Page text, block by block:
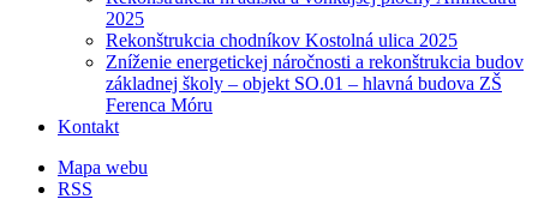
2025
Rekonštrukcia chodníkov Kostolná ulica 2025
Zníženie energetickej náročnosti a rekonštrukcia budov
základnej školy – objekt SO.01 – hlavná budova ZŠ
Ferenca Móru
Kontakt
Mapa webu
RSS